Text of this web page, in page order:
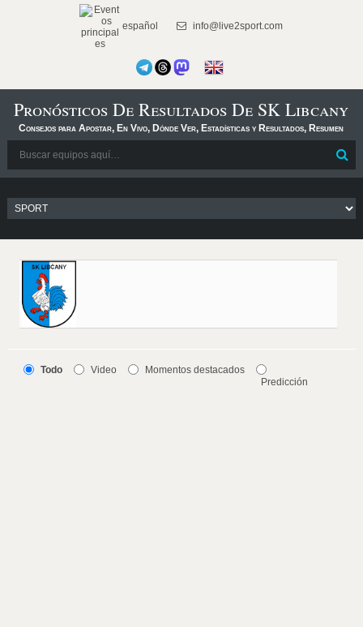
español info@live2sport.com
Pronósticos De Resultados De SK Libcany
Consejos para Apostar, En Vivo, Dónde Ver, Estadísticas y Resultados, Resumen
Todo Video
Momentos destacados
Predicción